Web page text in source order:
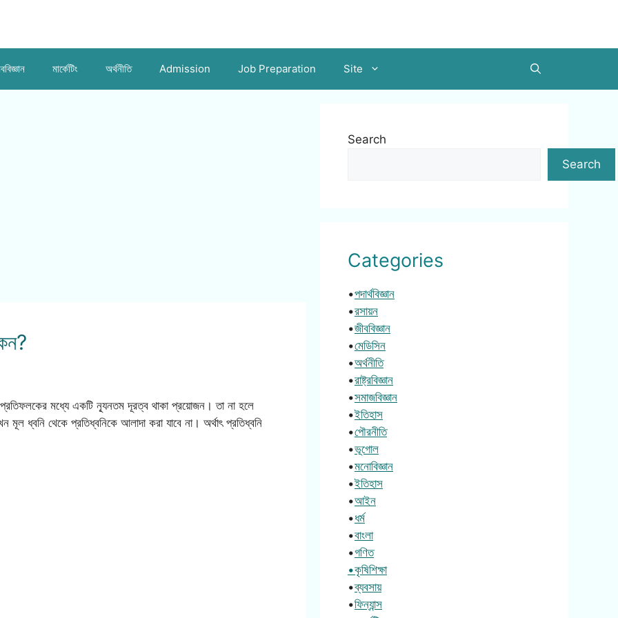
মার্কেটিং অর্থনীতি Admission Job Preparation Site
মধ্যে একটি ন্যূনতম দূরত্ব থাকা প্রয়োজন। তা না হলে
ধ্বনি থেকে প্রতিধ্বনিকে আলাদা করা যাবে না। অর্থাৎ প্রতিধ্বনি
Search
Search
Categories
•পদার্থবিজ্ঞান
•রসায়ন
•জীববিজ্ঞান
•মেডিসিন
•অর্থনীতি
•রাষ্ট্রবিজ্ঞান
•সমাজবিজ্ঞান
•ইতিহাস
•পৌরনীতি
•ভূগোল
•মনোবিজ্ঞান
•ইতিহাস
•আইন
•ধর্ম
•বাংলা
•গণিত
•কৃষিশিক্ষা
•ব্যবসায়
•ফিন্যান্স